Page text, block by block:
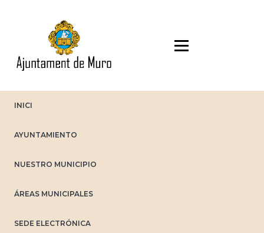
INICI
AYUNTAMIENTO
NUESTRO MUNICIPIO
ÁREAS MUNICIPALES
SEDE ELECTRÓNICA